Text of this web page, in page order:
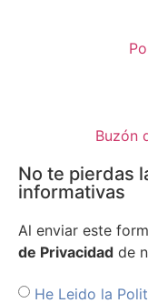
Buzón
No te pierdas
informativas
Al enviar este
de Privacidad de
He Leido la